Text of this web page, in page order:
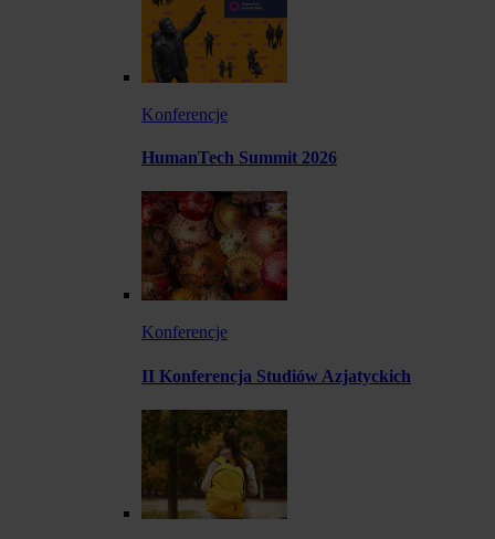
Konferencje
HumanTech Summit 2026
Konferencje
II Konferencja Studiów Azjatyckich